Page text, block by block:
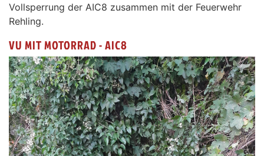
Vollsperrung der AIC8 zusammen mit der Feuerwehr
Rehling.
VU MIT MOTORRAD - AIC8